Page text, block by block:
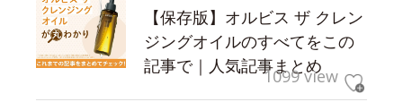
【保存版】オルビス ザ クレン
ジングオイルのすべてをこの
記事で｜人気記事まとめ
1099 view